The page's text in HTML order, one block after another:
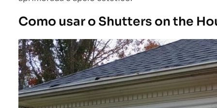
Como usar o Shutters on the